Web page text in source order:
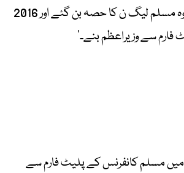
ہوئے، تاہم بعد ازاں وہ مسلم لیگ ن کا حصہ بن گئے اور 2016
سے وزیراعظم بنے۔‘
سردار یعقوب 2008 میں مسلم کانفرنس کے پلیٹ فارم سے